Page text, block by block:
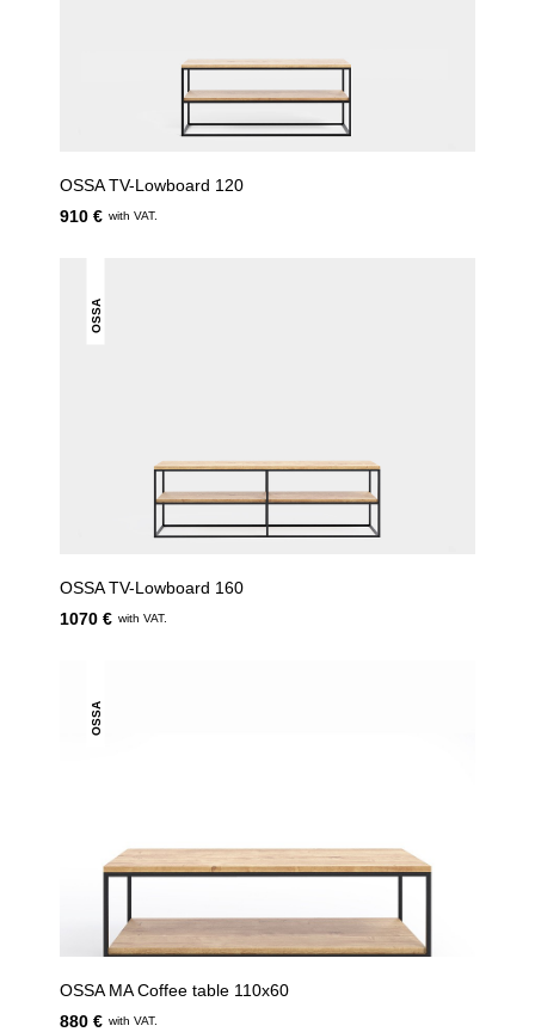
OSSA TV-Lowboard 120
910 € with VAT.
OSSA
OSSA TV-Lowboard 160
1070 € with VAT.
OSSA
OSSA MA Coffee table 110x60
880 € with VAT.